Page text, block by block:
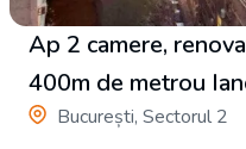
Ap 2 camere,
400m de metrou
București, Sectorul 2